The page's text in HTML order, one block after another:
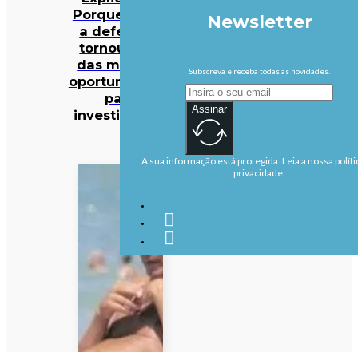
Porque é que
a defesa se
tornou uma
das maiores
oportunidades
para
investidores?
Newsletter
Subscreva e receba todas as novidades.
Assinar
A sua informação está protegida. Leia a nossa
privacidade.